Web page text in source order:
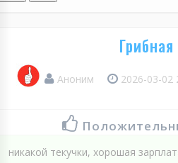
Аноним 2026-03-02
никакой текучки, хорошая